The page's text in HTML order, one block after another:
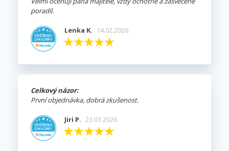
poradil.
Lenka K. 14.02.2026
Celkový názor:
První objednávka, dobrá zkušenost.
Jiri P. 23.01.2026